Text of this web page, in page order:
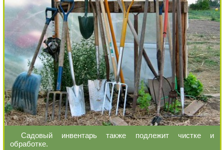
Садовый инвентарь также подлежит чистке и
обработке.